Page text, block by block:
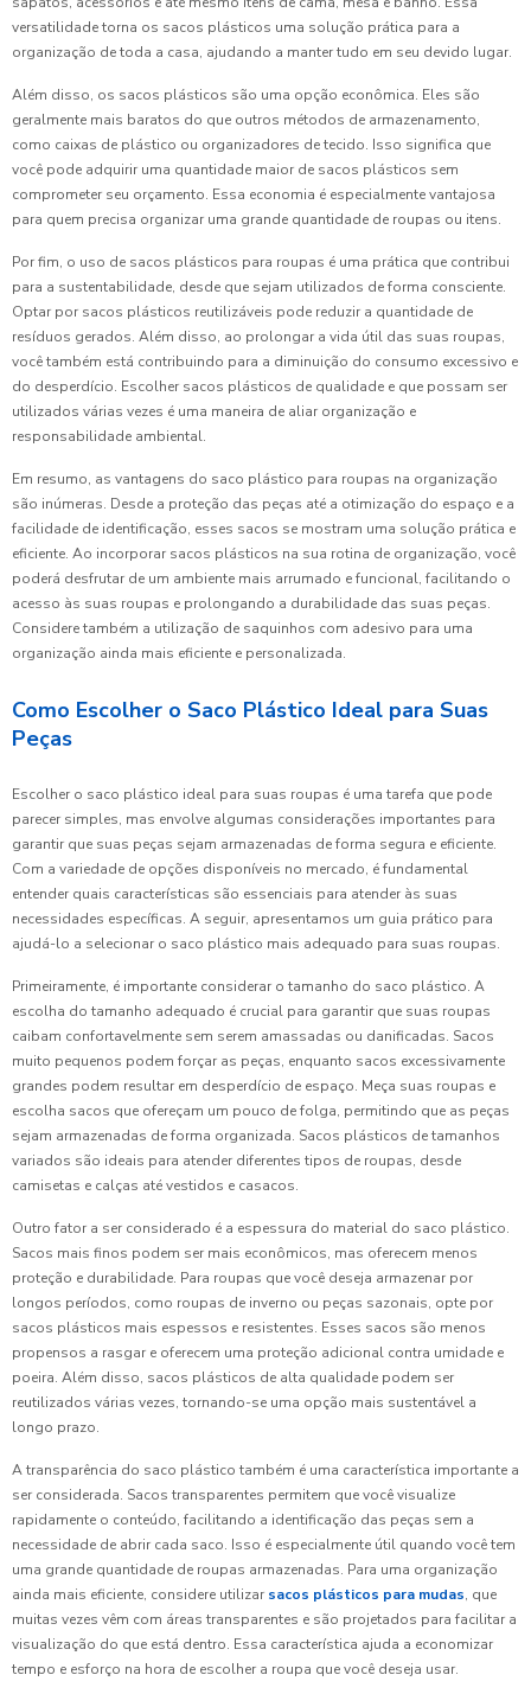
versatilidade torna os sacos plásticos uma solução prática para a
organização de toda a casa, ajudando a manter tudo em seu devido lugar.
Além disso, os sacos plásticos são uma opção econômica. Eles são
geralmente mais baratos do que outros métodos de armazenamento,
como caixas de plástico ou organizadores de tecido. Isso significa que
você pode adquirir uma quantidade maior de sacos plásticos sem
comprometer seu orçamento. Essa economia é especialmente vantajosa
para quem precisa organizar uma grande quantidade de roupas ou itens.
Por fim, o uso de sacos plásticos para roupas é uma prática que contribui
para a sustentabilidade, desde que sejam utilizados de forma consciente.
Optar por sacos plásticos reutilizáveis pode reduzir a quantidade de
resíduos gerados. Além disso, ao prolongar a vida útil das suas roupas,
você também está contribuindo para a diminuição do consumo excessivo e
do desperdício. Escolher sacos plásticos de qualidade e que possam ser
utilizados várias vezes é uma maneira de aliar organização e
responsabilidade ambiental.
Em resumo, as vantagens do saco plástico para roupas na organização
são inúmeras. Desde a proteção das peças até a otimização do espaço e a
facilidade de identificação, esses sacos se mostram uma solução prática e
eficiente. Ao incorporar sacos plásticos na sua rotina de organização, você
poderá desfrutar de um ambiente mais arrumado e funcional, facilitando o
acesso às suas roupas e prolongando a durabilidade das suas peças.
Considere também a utilização de saquinhos com adesivo para uma
organização ainda mais eficiente e personalizada.
Como Escolher o Saco Plástico Ideal para Suas
Peças
Escolher o saco plástico ideal para suas roupas é uma tarefa que pode
parecer simples, mas envolve algumas considerações importantes para
garantir que suas peças sejam armazenadas de forma segura e eficiente.
Com a variedade de opções disponíveis no mercado, é fundamental
entender quais características são essenciais para atender às suas
necessidades específicas. A seguir, apresentamos um guia prático para
ajudá-lo a selecionar o saco plástico mais adequado para suas roupas.
Primeiramente, é importante considerar o tamanho do saco plástico. A
escolha do tamanho adequado é crucial para garantir que suas roupas
caibam confortavelmente sem serem amassadas ou danificadas. Sacos
muito pequenos podem forçar as peças, enquanto sacos excessivamente
grandes podem resultar em desperdício de espaço. Meça suas roupas e
escolha sacos que ofereçam um pouco de folga, permitindo que as peças
sejam armazenadas de forma organizada. Sacos plásticos de tamanhos
variados são ideais para atender diferentes tipos de roupas, desde
camisetas e calças até vestidos e casacos.
Outro fator a ser considerado é a espessura do material do saco plástico.
Sacos mais finos podem ser mais econômicos, mas oferecem menos
proteção e durabilidade. Para roupas que você deseja armazenar por
longos períodos, como roupas de inverno ou peças sazonais, opte por
sacos plásticos mais espessos e resistentes. Esses sacos são menos
propensos a rasgar e oferecem uma proteção adicional contra umidade e
poeira. Além disso, sacos plásticos de alta qualidade podem ser
reutilizados várias vezes, tornando-se uma opção mais sustentável a
longo prazo.
A transparência do saco plástico também é uma característica importante a
ser considerada. Sacos transparentes permitem que você visualize
rapidamente o conteúdo, facilitando a identificação das peças sem a
necessidade de abrir cada saco. Isso é especialmente útil quando você tem
uma grande quantidade de roupas armazenadas. Para uma organização
ainda mais eficiente, considere utilizar sacos plásticos para mudas, que
muitas vezes vêm com áreas transparentes e são projetados para facilitar a
visualização do que está dentro. Essa característica ajuda a economizar
tempo e esforço na hora de escolher a roupa que você deseja usar.